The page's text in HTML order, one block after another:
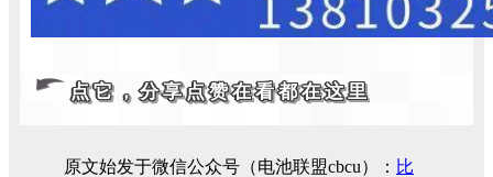
点它，分享点赞在看都在这里
原文始发于微信公众号（电池联盟cbcu）： 比